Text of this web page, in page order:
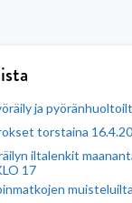
ja
torstaina
iltalenkit
17
muisteluilta